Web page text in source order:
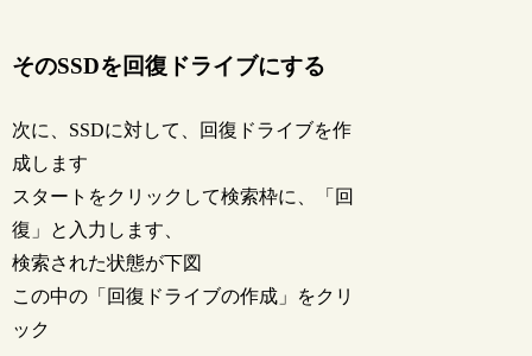
そのSSDを回復ドライブにする
次に、SSDに対して、回復ドライブを作
成します
スタートをクリックして検索枠に、「回
復」と入力します、
検索された状態が下図
この中の「回復ドライブの作成」をクリ
ック